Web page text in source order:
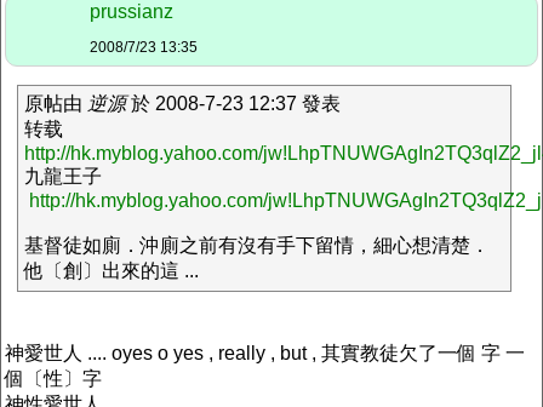
prussianz
2008/7/23 13:35
原帖由 逆源於 2008-7-23 12:37 發表
转载
http://hk.myblog.yahoo.com/
九龍王子
http://hk.myblog.yahoo.com/
基督徒如廁．沖廁之前有沒有手下留情，細心想清楚．
他〔創〕出來的這 ...
神愛世人 .... oyes o yes , really , but , 其實教徒欠了一個 字 一
個〔性〕字